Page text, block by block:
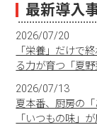
最新導入
2026/07/20
「栄養」だけで
る力が育つ「夏
2026/07/13
夏本番、厨房の
「いつもの味」